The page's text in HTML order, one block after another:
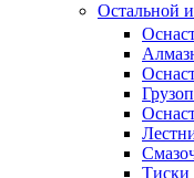
Остальной
Тиски